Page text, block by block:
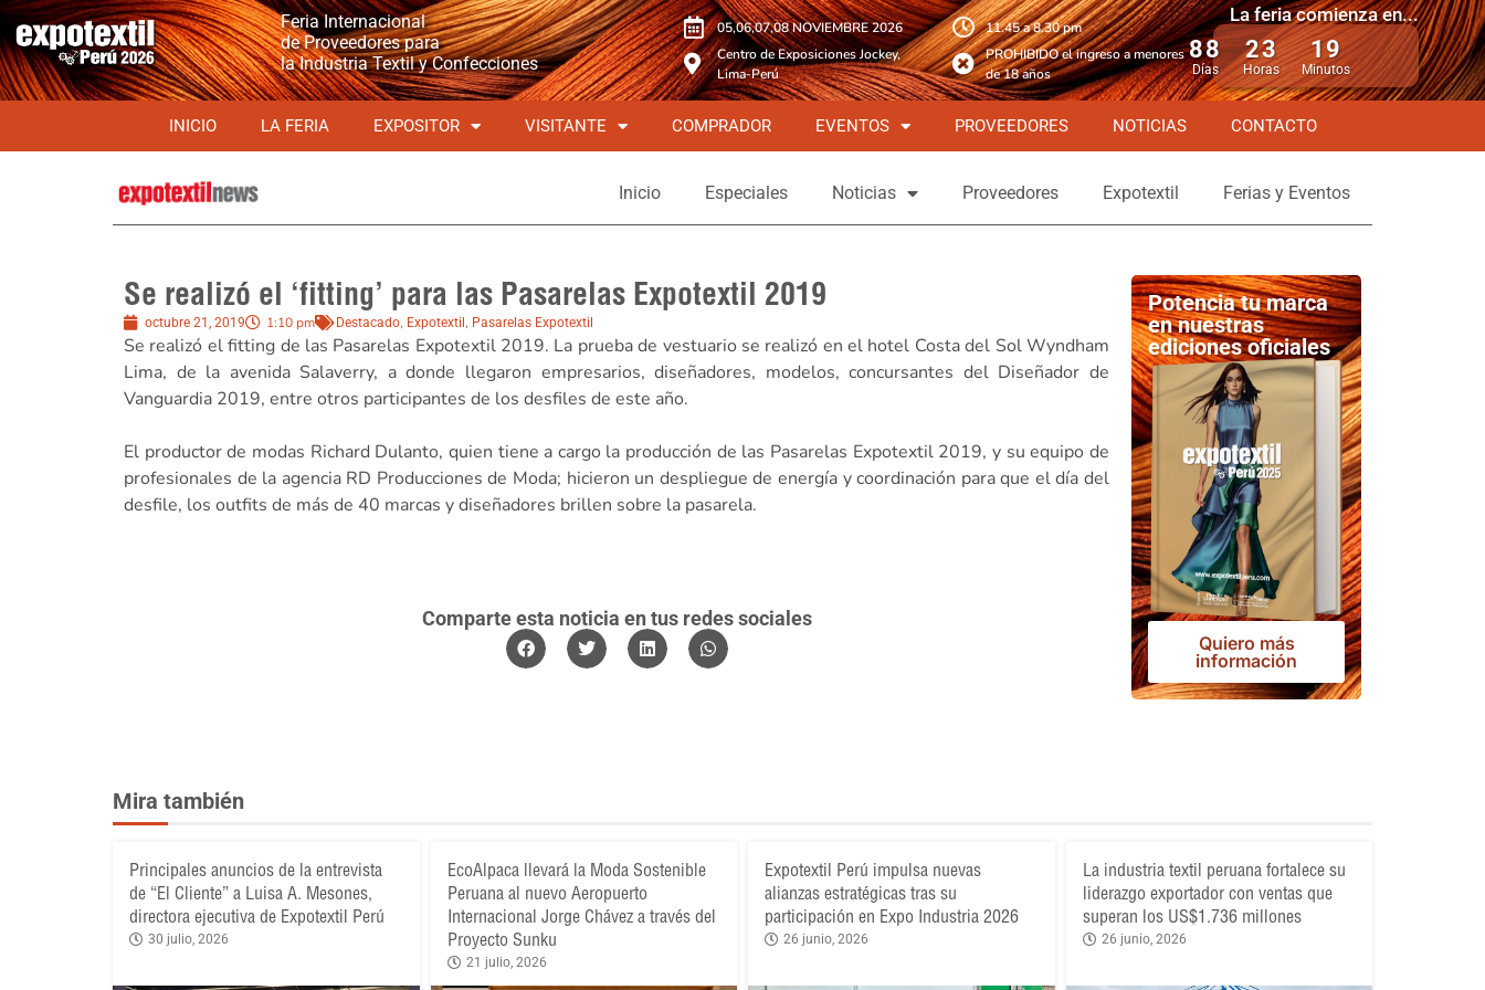
Feria Internacional
de Proveedores para
la Industria Textil y Confecciones
05,06,07,08 NOVIEMBRE 2026
Centro de Exposiciones Jockey,
Lima-Perú
11.45 a 8.30 pm
PROHIBIDO el ingreso a menores
de 18 años
La feria comienza en...
88
Días
23
Horas
19
Minutos
INICIO LA FERIA EXPOSITOR VISITANTE COMPRADOR EVENTOS PROVEEDORES NOTICIAS CONTACTO
Inicio Especiales Noticias Proveedores Expotextil Ferias y Eventos
Se realizó el ‘fitting’ para las Pasarelas Expotextil 2019
octubre 21, 2019 1:10 pm Destacado, Expotextil , Pasarelas Expotextil
Se realizó el fitting de las Pasarelas Expotextil 2019. La prueba de vestuario se realizó en el hotel Costa del Sol Wyndham
Lima, de la avenida Salaverry, a donde llegaron empresarios, diseñadores, modelos, concursantes del Diseñador de
Vanguardia 2019, entre otros participantes de los desfiles de este año.
El productor de modas Richard Dulanto, quien tiene a cargo la producción de las Pasarelas Expotextil 2019, y su equipo de
profesionales de la agencia RD Producciones de Moda; hicieron un despliegue de energía y coordinación para que el día del
desfile, los outfits de más de 40 marcas y diseñadores brillen sobre la pasarela.
Comparte esta noticia en tus redes sociales
Potencia tu marca
en nuestras
ediciones oficiales
Quiero más
información
Mira también
Principales anuncios de la entrevista
de “El Cliente” a Luisa A. Mesones,
directora ejecutiva de Expotextil Perú
30 julio, 2026
EcoAlpaca llevará la Moda Sostenible
Peruana al nuevo Aeropuerto
Internacional Jorge Chávez a través del
Proyecto Sunku
21 julio, 2026
Expotextil Perú impulsa nuevas
alianzas estratégicas tras su
participación en Expo Industria 2026
26 junio, 2026
La industria textil peruana fortalece su
liderazgo exportador con ventas que
superan los US$1.736 millones
26 junio, 2026